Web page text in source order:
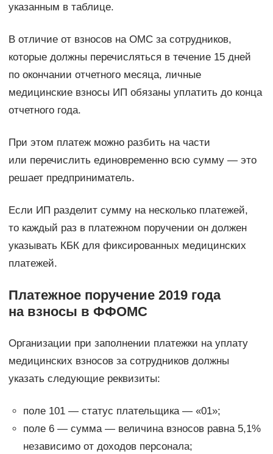
указанным в таблице.
В отличие от взносов на ОМС за сотрудников,
которые должны перечисляться в течение 15 дней
по окончании отчетного месяца, личные
медицинские взносы ИП обязаны уплатить до конца
отчетного года.
При этом платеж можно разбить на части
или перечислить единовременно всю сумму — это
решает предприниматель.
Если ИП разделит сумму на несколько платежей,
то каждый раз в платежном поручении он должен
указывать КБК для фиксированных медицинских
платежей.
Платежное поручение 2019 года
на взносы в ФФОМС
Организации при заполнении платежки на уплату
медицинских взносов за сотрудников должны
указать следующие реквизиты:
поле 101 — статус плательщика — «01»;
поле 6 — сумма — величина взносов равна 5,1%
независимо от доходов персонала;